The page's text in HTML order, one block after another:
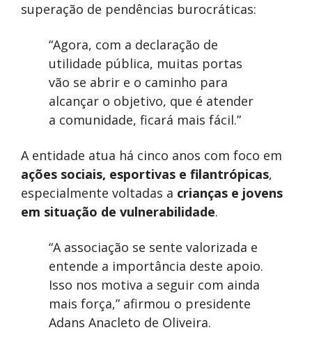
superação de pendências burocráticas:
“Agora, com a declaração de
utilidade pública, muitas portas
vão se abrir e o caminho para
alcançar o objetivo, que é atender
a comunidade, ficará mais fácil.”
A entidade atua há cinco anos com foco em
ações sociais, esportivas e filantrópicas,
especialmente voltadas a crianças e jovens
em situação de vulnerabilidade.
“A associação se sente valorizada e
entende a importância deste apoio.
Isso nos motiva a seguir com ainda
mais força,” afirmou o presidente
Adans Anacleto de Oliveira.